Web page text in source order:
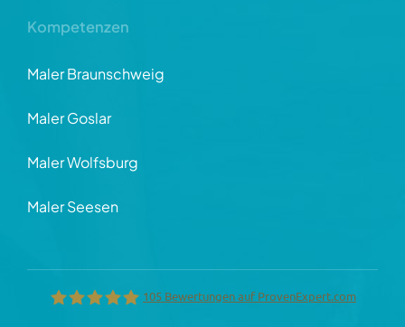
Kompetenzen
Maler Braunschweig
Maler Goslar
Maler Wolfsburg
Maler Seesen
105 Bewertungen auf ProvenExpert.com